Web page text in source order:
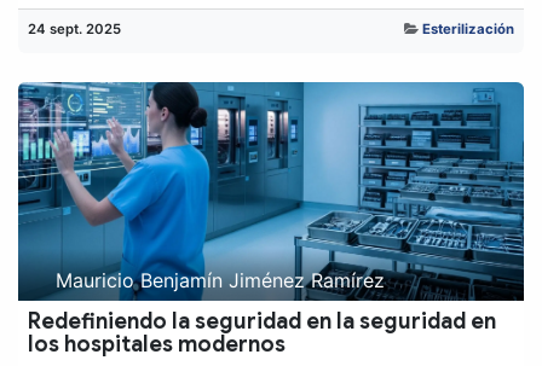
24 sept. 2025 Esterilización
Mauricio Benjamín Jiménez Ramírez
Redefiniendo la seguridad en la seguridad en
los hospitales modernos